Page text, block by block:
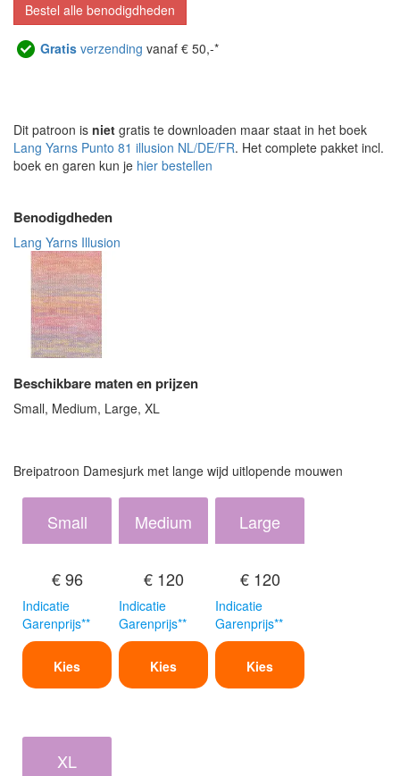
Bestel alle benodigdheden
Gratis verzending vanaf € 50,-*
Dit patroon is niet gratis te downloaden maar staat in het boek
Lang Yarns Punto 81 illusion NL/DE/FR. Het complete pakket incl.
boek en garen kun je hier bestellen
Benodigdheden
Lang Yarns Illusion
Beschikbare maten en prijzen
Small, Medium, Large, XL
Breipatroon Damesjurk met lange wijd uitlopende mouwen
Small
€ 96
Indicatie
Garenprijs**
Kies
Medium
€ 120
Indicatie
Garenprijs**
Kies
Large
€ 120
Indicatie
Garenprijs**
Kies
XL